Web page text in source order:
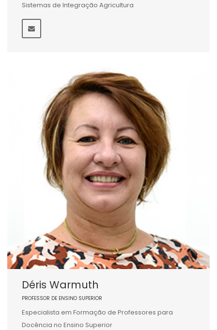
Sistemas de Integração Agricultura
Déris Warmuth
PROFESSOR DE ENSINO SUPERIOR
Especialista em Formação de Professores para
Docência no Ensino Superior